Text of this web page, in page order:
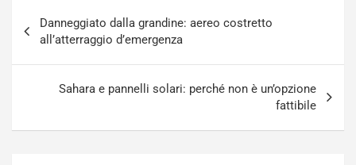
articoli
Danneggiato dalla grandine: aereo costretto
all’atterraggio d’emergenza
Sahara e pannelli solari: perché non è un’opzione
fattibile